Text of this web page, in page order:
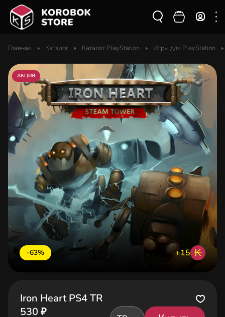
Главная Каталог Каталог PlayStation Игры для PlayStation
-63% +15 ₭
АКЦИЯ
Iron Heart PS4 TR
530 ₽